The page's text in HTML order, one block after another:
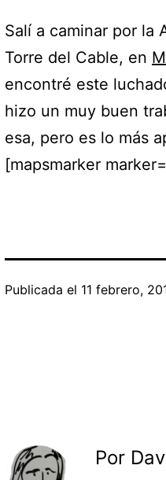
Salí a caminar por la
Torre del Cable, en
encontré este
hizo un muy buen
esa, pero es lo más
[mapsmarker
Publicada el 11 febrero,
Por